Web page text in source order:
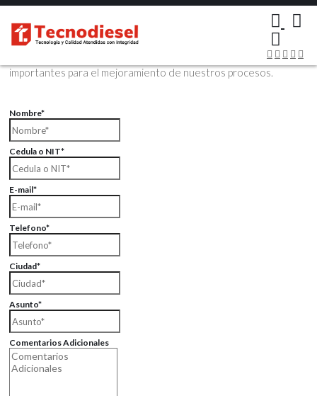
Contáctenos Vía Email
Envíenos sus datos con sus comentarios, sus opiniones son muy
importantes para el mejoramiento de nuestros procesos.
Nombre*
Cedula o NIT*
E-mail*
Telefono*
Ciudad*
Asunto*
Comentarios Adicionales